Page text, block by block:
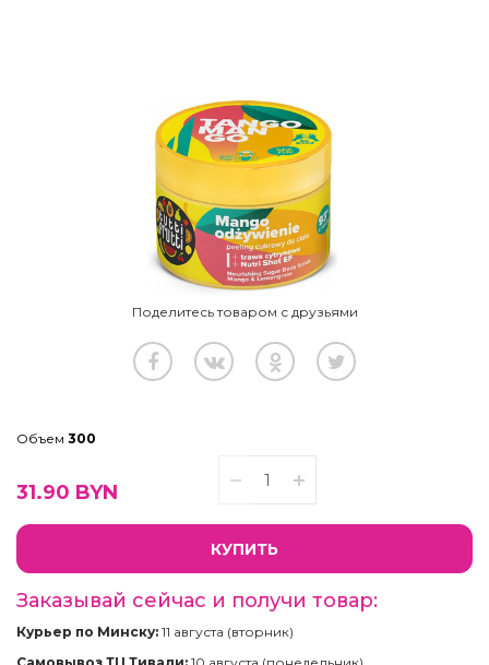
Поделитесь товаром с друзьями
Объем 300
31.90 BYN
КУПИТЬ
Заказывай сейчас и получи товар:
Курьер по Минску: 11 августа (вторник)